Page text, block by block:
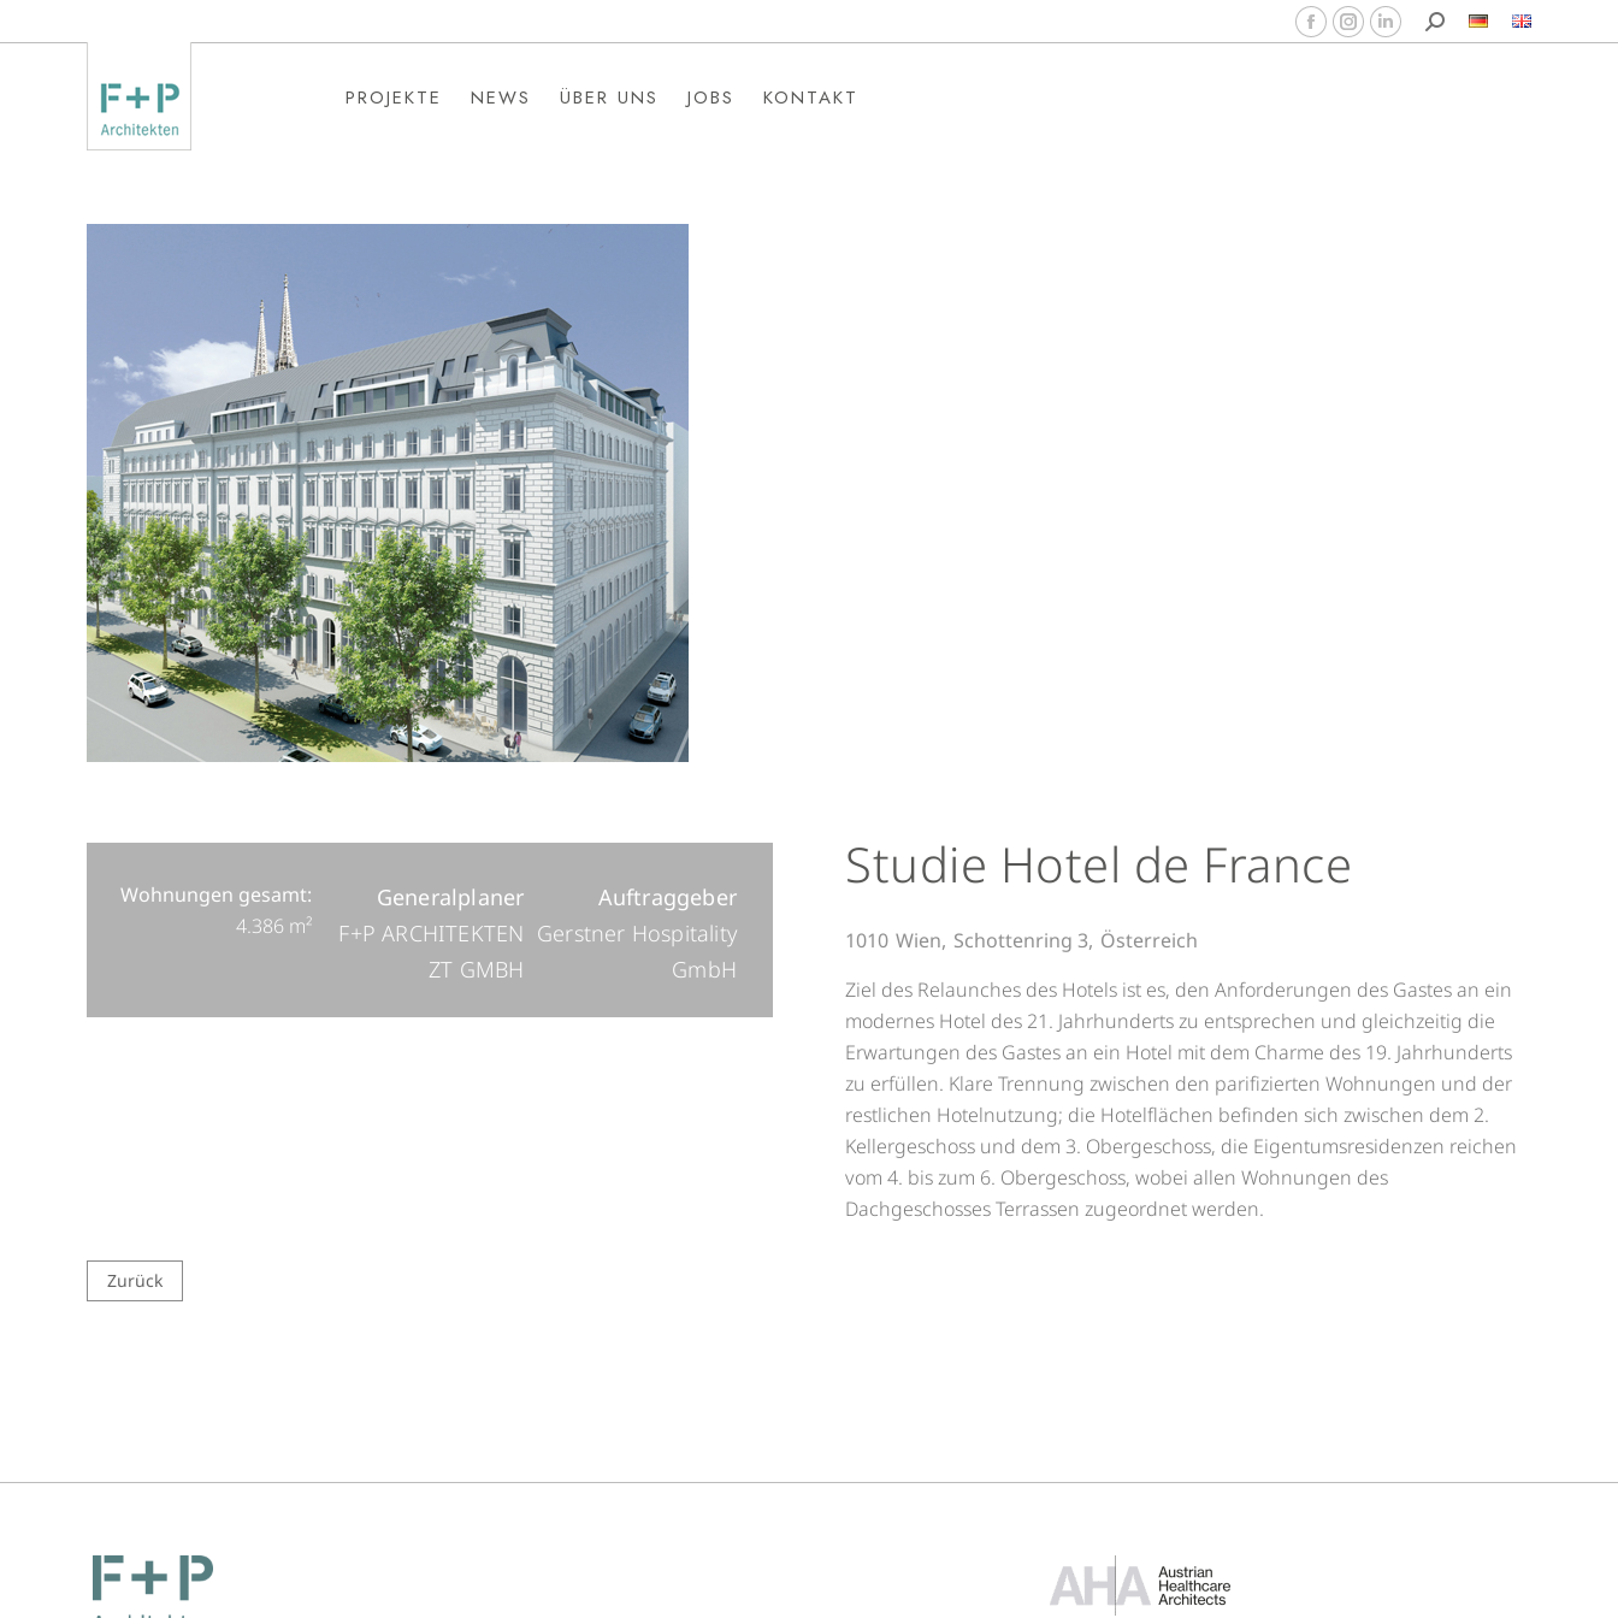
PROJEKTE NEWS ÜBER UNS JOBS KONTAKT
Auftraggeber
Gerstner Hospitality
GmbH
Generalplaner
F+P ARCHITEKTEN
ZT GMBH
Wohnungen gesamt:
4.386 m²
Studie Hotel de France
1010 Wien, Schottenring 3, Österreich
Ziel des Relaunches des Hotels ist es, den Anforderungen des Gastes an ein
modernes Hotel des 21. Jahrhunderts zu entsprechen und gleichzeitig die
Erwartungen des Gastes an ein Hotel mit dem Charme des 19. Jahrhunderts
zu erfüllen. Klare Trennung zwischen den parifizierten Wohnungen und der
restlichen Hotelnutzung; die Hotelflächen befinden sich zwischen dem 2.
Kellergeschoss und dem 3. Obergeschoss, die Eigentumsresidenzen reichen
vom 4. bis zum 6. Obergeschoss, wobei allen Wohnungen des
Dachgeschosses Terrassen zugeordnet werden.
Zurück